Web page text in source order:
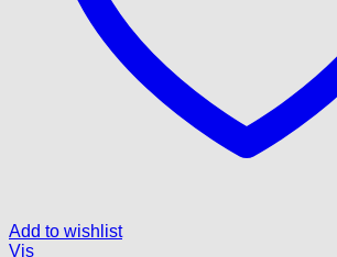
Add to wishlist
Vis